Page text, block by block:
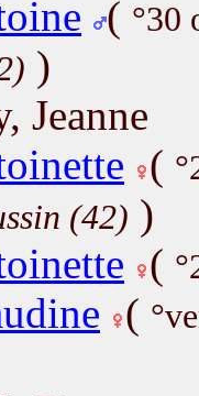
( °30
)
Jeanne
(
(42) )
(
(